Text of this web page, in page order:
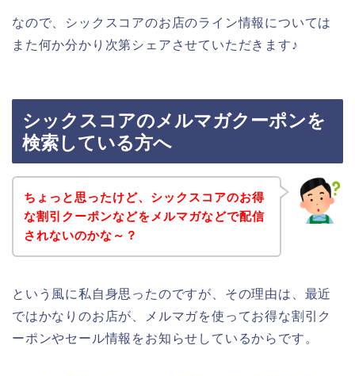
なので、シックスコアのお店のライン情報については
また何か分かり次第シェアさせていただきます♪
シックスコアのメルマガクーポンを
検索している方へ
ちょっと思ったけど、シックスコアのお得
な割引クーポンなどをメルマガなどで配信
されないのかな～？
という風に私自身思ったのですが、その理由は、最近
ではかなりのお店が、メルマガを使ってお得な割引ク
ーポンやセール情報をお知らせしているからです。